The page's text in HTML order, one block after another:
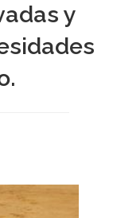
y